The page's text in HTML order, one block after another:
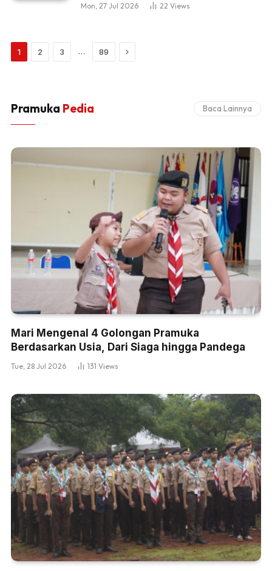
Mon, 27 Jul 2026 22 Views
1 2 3 … 89 Next
Pramuka Pedia Baca Lainnya
Mari Mengenal 4 Golongan Pramuka
Berdasarkan Usia, Dari Siaga hingga Pandega
Tue, 28 Jul 2026 131 Views